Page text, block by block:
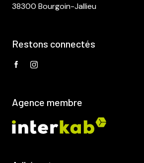
38300 Bourgoin-Jallieu
Restons connectés
Agence membre